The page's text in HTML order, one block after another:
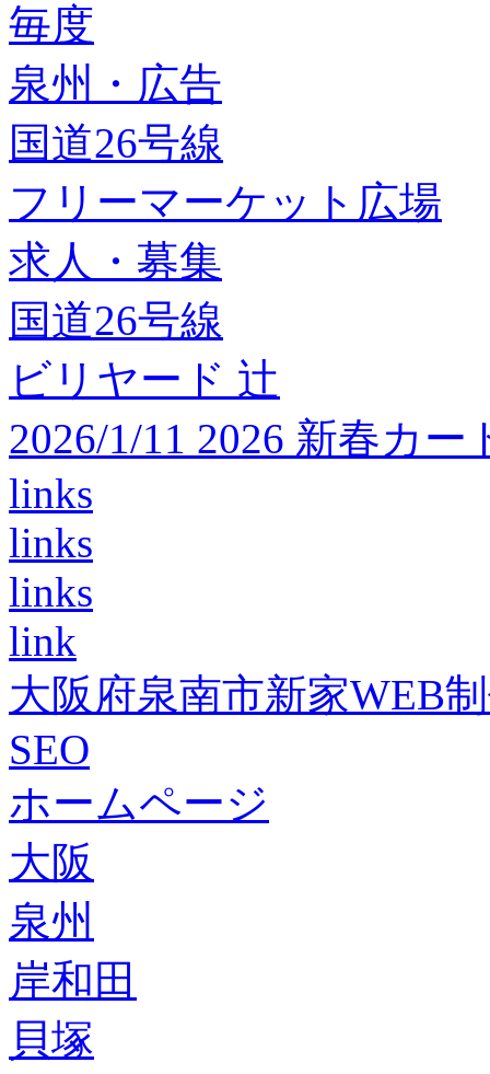
毎度
泉州・広告
国道26号線
フリーマーケット広場
求人・募集
国道26号線
ビリヤード 辻
2026/1/11 2026 新春カ
links
links
links
link
大阪府泉南市新家WEB
SEO
ホームページ
大阪
泉州
岸和田
貝塚